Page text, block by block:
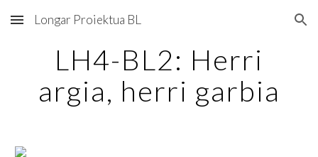
Skip to main content Skip to navigation
Longar Proiektua BL
LH4-BL2: Herri
argia, herri garbia